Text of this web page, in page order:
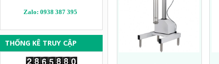
Zalo: 0938 387 395
THỐNG KÊ TRUY CẬP